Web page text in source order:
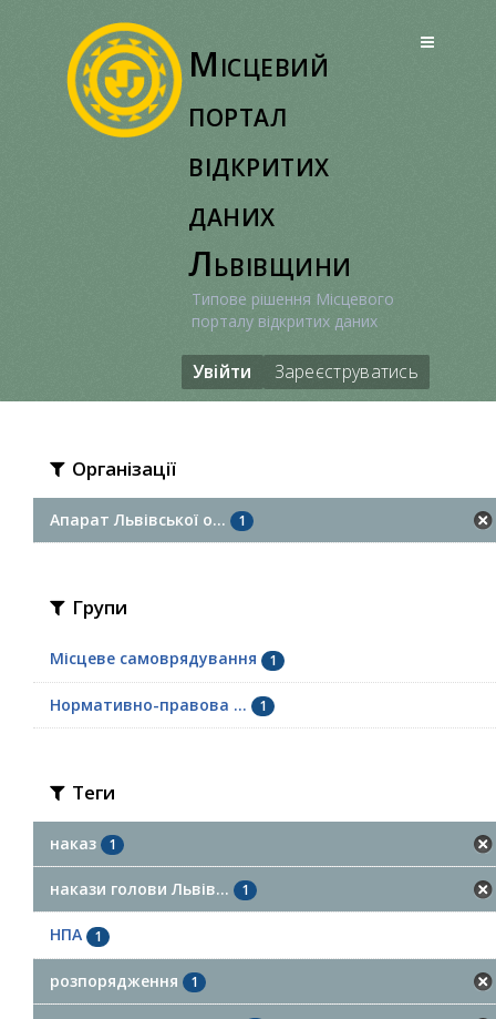
Місцевий
портал
відкритих
даних
Львівщини
Типове рішення Місцевого
порталу відкритих даних
Увійти Зареєструватись
Організації
Апарат Львівської о... 1
Групи
Місцеве самоврядування 1
Нормативно-правова ... 1
Теги
наказ 1
накази голови Львів... 1
НПА 1
розпорядження 1